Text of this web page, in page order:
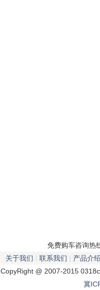
免费购车咨询热
关于我们
联系我们
产品介
CopyRight @ 2007-2015
冀